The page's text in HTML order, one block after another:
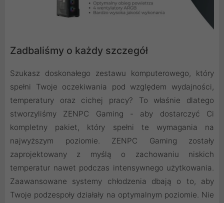
Zadbaliśmy o każdy szczegół
Szukasz doskonałego zestawu komputerowego, który
spełni Twoje oczekiwania pod względem wydajności,
temperatury oraz cichej pracy? To właśnie dlatego
stworzyliśmy ZENPC Gaming - aby dostarczyć Ci
kompletny pakiet, który spełni te wymagania na
najwyższym poziomie. ZENPC Gaming zostały
zaprojektowany z myślą o zachowaniu niskich
temperatur nawet podczas intensywnego użytkowania.
Zaawansowane systemy chłodzenia dbają o to, aby
Twoje podzespoły działały na optymalnym poziomie. Nie